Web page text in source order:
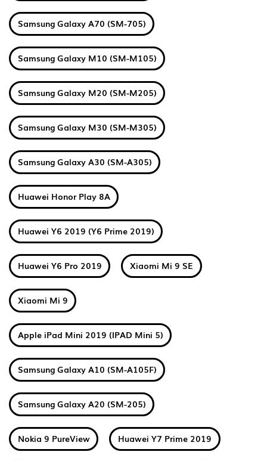
Samsung Galaxy A70 (SM-705)
Samsung Galaxy M10 (SM-M105)
Samsung Galaxy M20 (SM-M205)
Samsung Galaxy M30 (SM-M305)
Samsung Galaxy A30 (SM-A305)
Huawei Honor Play 8A
Huawei Y6 2019 (Y6 Prime 2019)
Huawei Y6 Pro 2019 Xiaomi Mi 9 SE
Xiaomi Mi 9
Apple iPad Mini 2019 (IPAD Mini 5)
Samsung Galaxy A10 (SM-A105F)
Samsung Galaxy A20 (SM-205)
Nokia 9 PureView Huawei Y7 Prime 2019